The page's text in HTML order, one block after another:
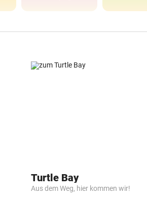
Turtle Bay
Aus dem Weg, hier kommen wir!